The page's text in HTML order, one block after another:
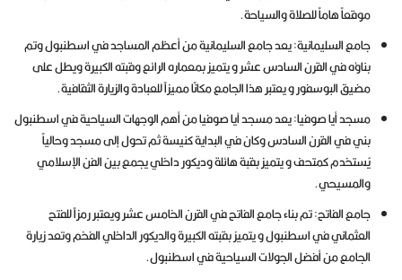
موقعاً هاماً للصلاة والسياحة.
جامع السليمانية: يعد جامع السليمانية من أعظم المساجد في اسطنبول وتم
بناؤه في القرن السادس عشر و يتميز بمعماره الرائع وقبته الكبيرة ويطل على
مضيق البوسفور و يعتبر هذا الجامع مكانًا مميزاً للعبادة والزيارة الثقافية.
مسجد أيا صوفيا: يعد مسجد آيا صوفيا من أهم الوجهات السياحية في اسطنبول
بني في القرن السادس وكان في البداية كنيسة ثم تحول إلى مسجد وحالياً
يُستخدم كمتحف و يتميز بقبة هائلة وديكور داخلي يجمع بين الفن الإسلامي
والمسيحي.
جامع الفاتح: تم بناء جامع الفاتح في القرن الخامس عشر ويعتبر رمزاً للفتح
العثماني في اسطنبول و يتميز بقبته الكبيرة والديكور الداخلي الفخم وتعد زيارة
الجامع من أفضل الجولات السياحية في اسطنبول.